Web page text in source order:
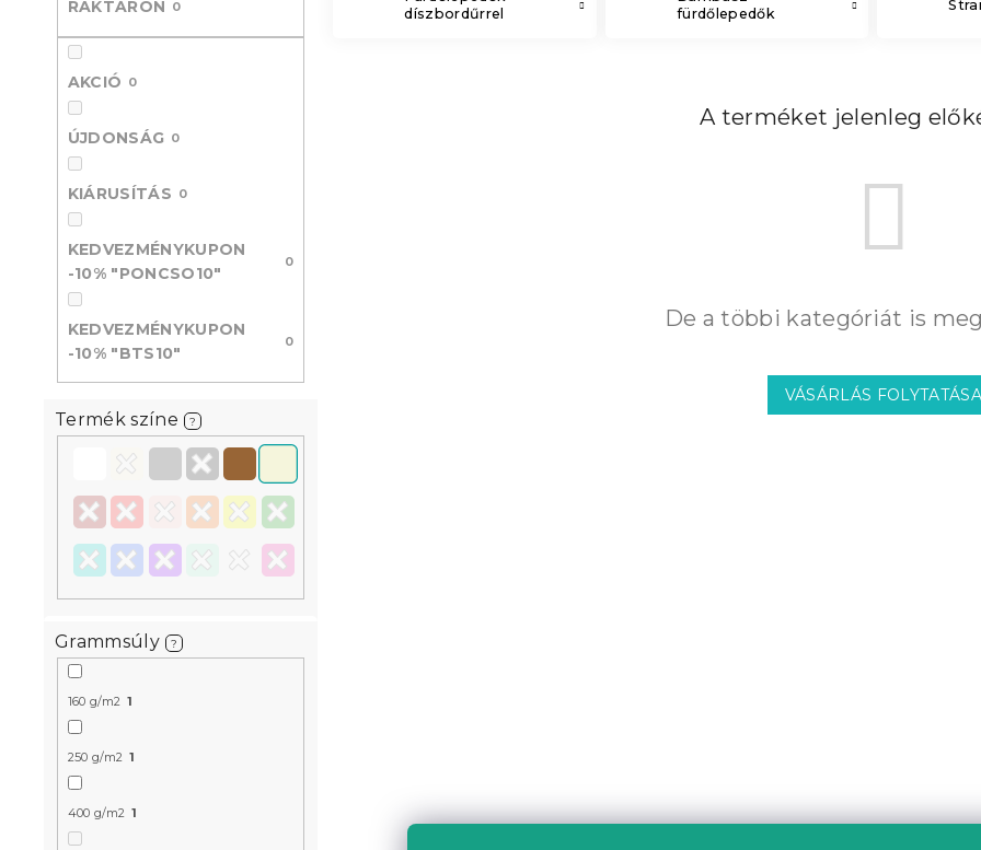
RAKTÁRON 0
AKCIÓ 0
ÚJDONSÁG 0
KIÁRUSÍTÁS 0
KEDVEZMÉNYKUPON
-10% "PONCSO10"
0
KEDVEZMÉNYKUPON
-10% "BTS10"
0
Termék színe ?
Grammsúly ?
160 g/m2 1
250 g/m2 1
400 g/m2 1
díszbordűrrel
fürdőlepedők
A terméket jelenleg
De a többi kategóriát is
VÁSÁRLÁS FOLYTATÁSA